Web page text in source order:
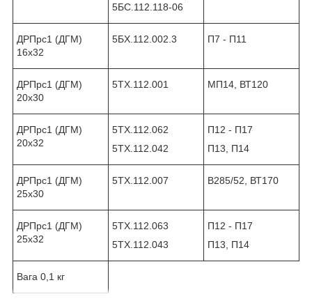
5БС.112.118-06
ДРПрс1 (ДГМ)
16х32
5БХ.112.002.3 П7 - П11
ДРПрс1 (ДГМ)
20х30
5ТХ.112.001 МП14, ВТ120
ДРПрс1 (ДГМ)
20х32
5ТХ.112.062
5ТХ.112.042
П12 - П17
П13, П14
ДРПрс1 (ДГМ)
25х30
5ТХ.112.007 В285/52, ВТ170
ДРПрс1 (ДГМ)
25х32
5ТХ.112.063
5ТХ.112.043
П12 - П17
П13, П14
Вага 0,1 кг